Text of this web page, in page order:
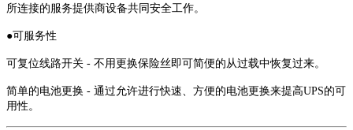
所连接的服务提供商设备共同安全工作。
●可服务性
可复位线路开关 - 不用更换保险丝即可简便的从过载中恢复过来。
简单的电池更换 - 通过允许进行快速、方便的电池更换来提高UPS的可
用性。